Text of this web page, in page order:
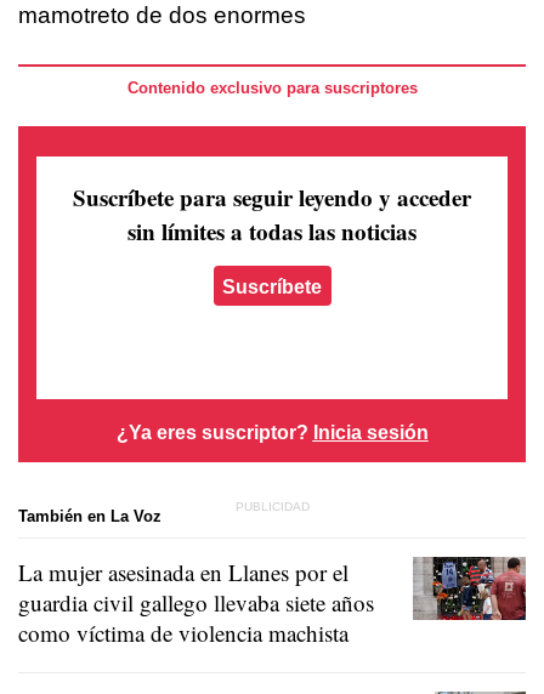
mamotreto de dos enormes
Contenido exclusivo para suscriptores
Suscríbete para seguir leyendo y acceder
sin límites a todas las noticias
Suscríbete
¿Ya eres suscriptor? Inicia sesión
También en La Voz
La mujer asesinada en Llanes por el
guardia civil gallego llevaba siete años
como víctima de violencia machista